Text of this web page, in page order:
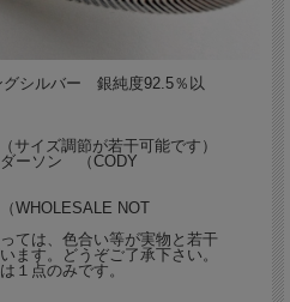
グシルバー 銀純度92.5％以
サイズ調節が若干可能です）
ーソン （CODY
WHOLESALE NOT
ては、色合い等が実物と若干
ます。どうぞご了承下さい。
１点のみです。